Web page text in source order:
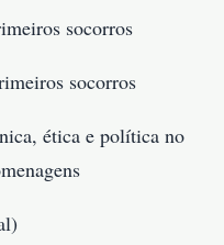
socorros
socorros
ética e política no